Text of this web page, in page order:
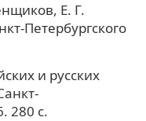
Е. Г.
Петербургского
и русских
280 с.